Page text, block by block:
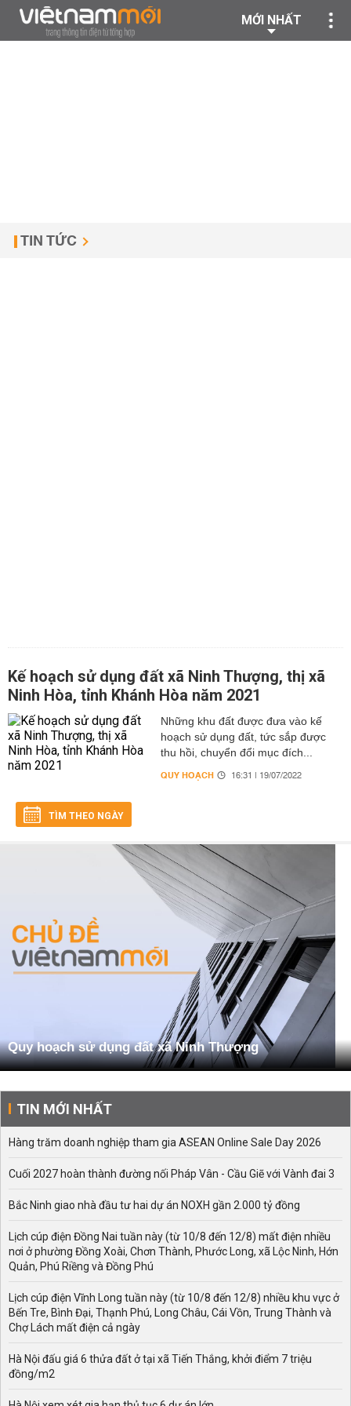
MỚI NHẤT
TIN TỨC
Kế hoạch sử dụng đất xã Ninh Thượng, thị xã
Ninh Hòa, tỉnh Khánh Hòa năm 2021
Những khu đất được đưa vào kế
hoạch sử dụng đất, tức sắp được
thu hồi, chuyển đổi mục đích...
QUY HOẠCH 16:31 | 19/07/2022
TÌM THEO NGÀY
Quy hoạch sử dụng đất xã Ninh Thượng
TIN MỚI NHẤT
Hàng trăm doanh nghiệp tham gia ASEAN Online Sale Day 2026
Cuối 2027 hoàn thành đường nối Pháp Vân - Cầu Giẽ với Vành đai 3
Bắc Ninh giao nhà đầu tư hai dự án NOXH gần 2.000 tỷ đồng
Lịch cúp điện Đồng Nai tuần này (từ 10/8 đến 12/8) mất điện nhiều
nơi ở phường Đồng Xoài, Chơn Thành, Phước Long, xã Lộc Ninh, Hớn
Quản, Phú Riềng và Đồng Phú
Lịch cúp điện Vĩnh Long tuần này (từ 10/8 đến 12/8) nhiều khu vực ở
Bến Tre, Bình Đại, Thạnh Phú, Long Châu, Cái Vồn, Trung Thành và
Chợ Lách mất điện cả ngày
Hà Nội đấu giá 6 thửa đất ở tại xã Tiến Thắng, khởi điểm 7 triệu
đồng/m2